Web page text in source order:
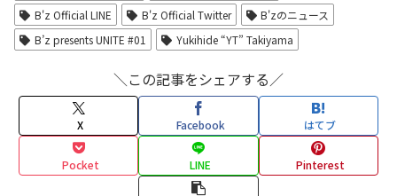
B'z Official LINE
B'z Official Twitter
B'zのニュース
B’z presents UNITE #01
Yukihide “YT” Takiyama
＼この記事をシェアする／
X Facebook はてブ
Pocket LINE Pinterest